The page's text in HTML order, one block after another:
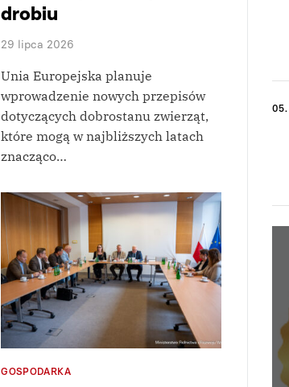
drobiu
29 lipca 2026
Unia Europejska planuje
wprowadzenie nowych przepisów
dotyczących dobrostanu zwierząt,
które mogą w najbliższych latach
znacząco…
GOSPODARKA
05.